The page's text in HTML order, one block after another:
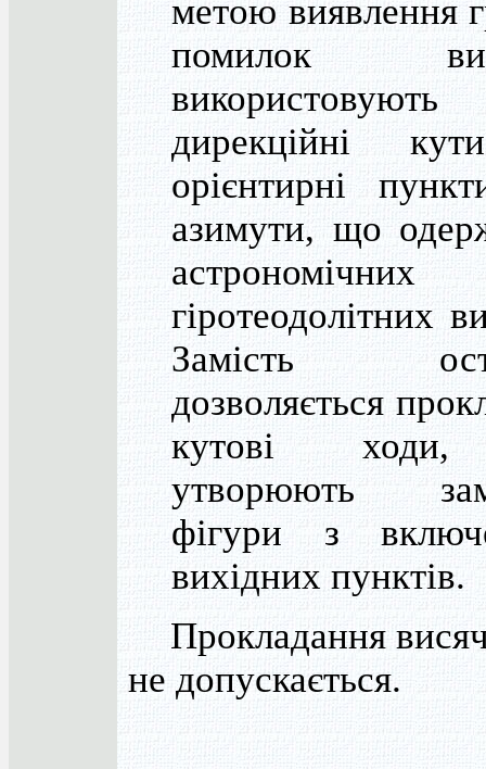
метою виявлення
помилок
використовують
дирекційні
орієнтирні
азимути, що
гіротеодолітних
Замість
дозволяється
кутові
утворюють
фігури з
вихідних пунктів.
Прокладання
не допускається.